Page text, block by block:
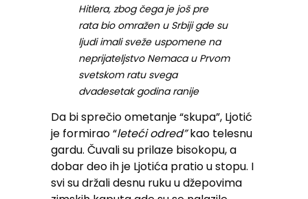
Hitlera, zbog čega je još pre
rata bio omražen u Srbiji gde su
ljudi imali sveže uspomene na
neprijateljstvo Nemaca u Prvom
svetskom ratu svega
dvadesetak godina ranije
Da bi sprečio ometanje “skupa”, Ljotić
je formirao “leteći odred”kao telesnu
gardu. Čuvali su prilaze bisokopu, a
dobar deo ih je Ljotića pratio u stopu. I
svi su držali desnu ruku u džepovima